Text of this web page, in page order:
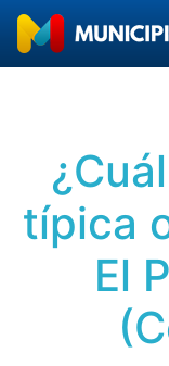
típica
El